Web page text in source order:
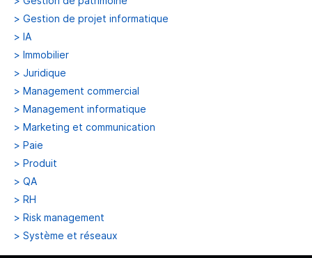
> Gestion de projet informatique
> IA
> Immobilier
> Juridique
> Management commercial
> Management informatique
> Marketing et communication
> Paie
> Produit
> QA
> RH
> Risk management
> Système et réseaux